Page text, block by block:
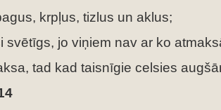
krpļus, tizlus un aklus;
svētīgs, jo viņiem nav ar ko
tad kad taisnīgie celsies